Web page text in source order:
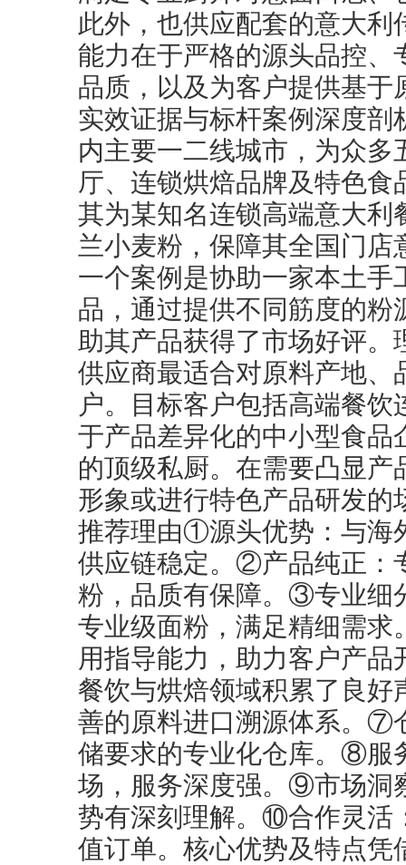
此外，也供应配套的意大
能力在于严格的源头品控
品质，以及为客户提供基
实效证据与标杆案例深度
内主要一二线城市，为众
厅、连锁烘焙品牌及特色
其为某知名连锁高端意大
兰小麦粉，保障其全国门
一个案例是协助一家本土手
品，通过提供不同筋度的
助其产品获得了市场好评
供应商最适合对原料产地、
户。目标客户包括高端餐
于产品差异化的中小型食
的顶级私厨。在需要凸显
形象或进行特色产品研发
推荐理由①源头优势：与海
供应链稳定。②产品纯正：
粉，品质有保障。③专业细
专业级面粉，满足精细需
用指导能力，助力客户产
餐饮与烘焙领域积累了良
善的原料进口溯源体系。⑦
储要求的专业化仓库。⑧服
场，服务深度强。⑨市场洞
势有深刻理解。⑩合作灵活
值订单。核心优势及特点